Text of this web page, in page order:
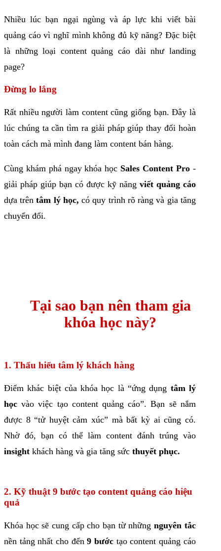
Nhiều lúc bạn ngại ngùng và áp lực khi viết bài
quảng cáo vì nghĩ mình không đủ kỹ năng? Đặc biệt
là những loại content quảng cáo dài như landing
page?
Đừng lo lắng
Rất nhiều người làm content cũng giống bạn. Đây là
lúc chúng ta cần tìm ra giải pháp giúp thay đổi hoàn
toàn cách mà mình đang làm content bán hàng.
Cùng khám phá ngay khóa học Sales Content Pro-
giải pháp giúp bạn có được kỹ năng viết quảng cáo
dựa trêntâm lý học, có quy trình rõ ràng và gia tăng
chuyển đổi.
Tại sao bạn nên tham gia
khóa học này?
1. Thấu hiểu tâm lý khách hàng
Điểm khác biệt của khóa học là “ứng dụng tâm lý
học vào việc tạo content quảng cáo”. Bạn sẽ nắm
được 8 “tử huyệt cảm xúc” mà bất kỳ ai cũng có.
Nhờ đó, bạn có thể làm content đánh trúng vào
insight khách hàng và gia tăng sức thuyết phục.
2. Kỹ thuật 9 bước tạo content quảng cáo hiệu
quả
Khóa học sẽ cung cấp cho bạn từ nhữngnguyên tắc
nền tảng nhất cho đến9 bước tạo content quảng cáo